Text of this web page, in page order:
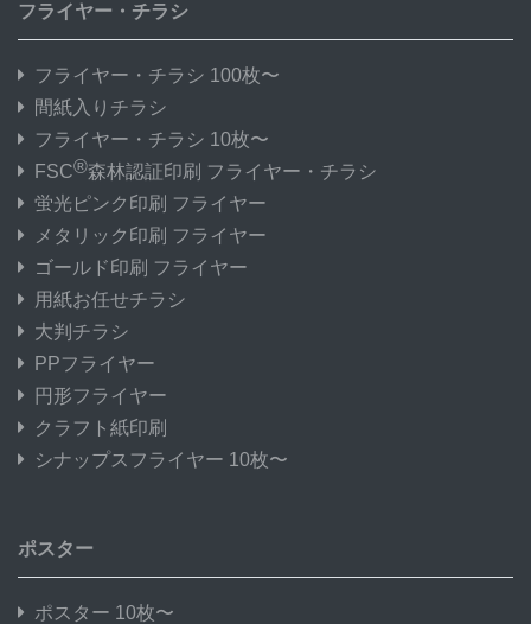
フライヤー・チラシ
フライヤー・チラシ 100枚〜
間紙入りチラシ
フライヤー・チラシ 10枚〜
FSC®森林認証印刷 フライヤー・チラシ
蛍光ピンク印刷 フライヤー
メタリック印刷 フライヤー
ゴールド印刷 フライヤー
用紙お任せチラシ
大判チラシ
PPフライヤー
円形フライヤー
クラフト紙印刷
シナップスフライヤー 10枚〜
ポスター
ポスター 10枚〜